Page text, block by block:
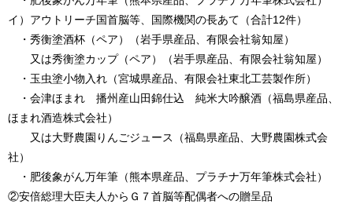
イ）アウトリーチ国首脳等、国際機関の長あて（合計12件）
・秀衡塗酒杯（ペア）（岩手県産品、有限会社翁知屋）
又は秀衡塗カップ（ペア）（岩手県産品、有限会社翁知屋）
・玉虫塗小物入れ（宮城県産品、有限会社東北工芸製作所）
・会津ほまれ 播州産山田錦仕込 純米大吟醸酒（福島県産品、
ほまれ酒造株式会社）
又は大野農園りんごジュース（福島県産品、大野農園株式会
社）
・肥後象がん万年筆（熊本県産品、プラチナ万年筆株式会社）
②安倍総理大臣夫人からＧ７首脳等配偶者への贈呈品